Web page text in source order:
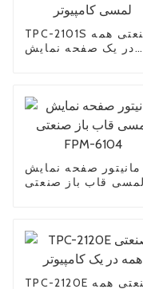
TPC-2101S صنعتی همه
در یک صفحه نمایش
مانیتور صفحه نمایش
لمسی قاب باز صنعتی
TPC-2120E صنعتی همه